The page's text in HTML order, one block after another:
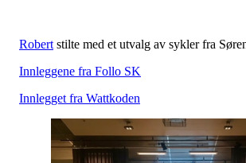
Robert stilte med et utvalg av sykler fra
Innleggene fra Follo SK
Innlegget fra Wattkoden